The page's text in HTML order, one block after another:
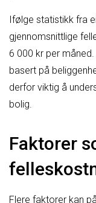
Ifølge statistikk fra
gjennomsnittlige
6 000 kr per
basert på
derfor viktig å
bolig.
Faktorer
Flere faktorer kan